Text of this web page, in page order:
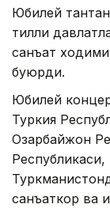
Юбилей
тилли
санъат
буюрди.
Юбилей
Туркия
Озарбайжон
санъаткор ва